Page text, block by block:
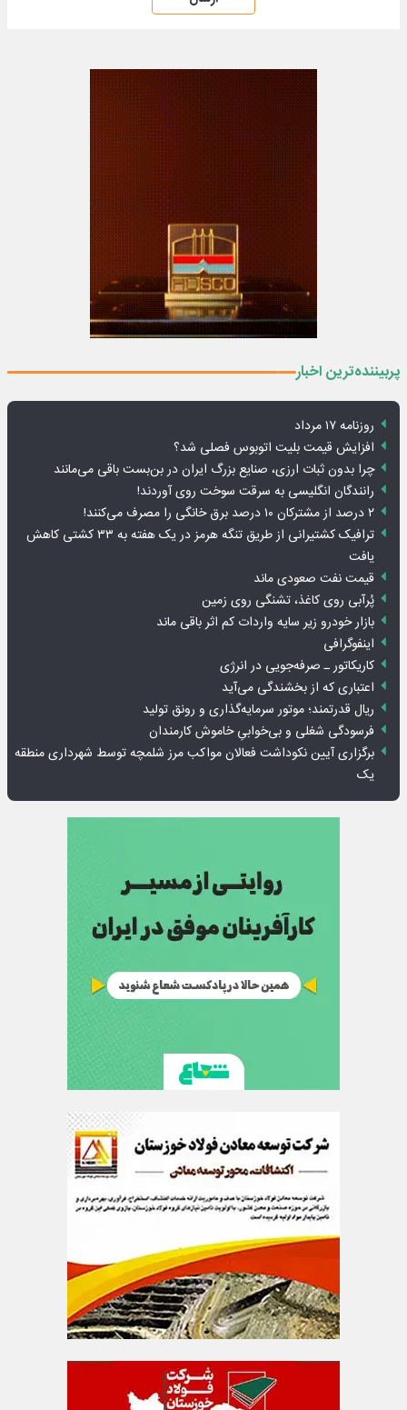
پربیننده‌ترین اخبار
روزنامه ۱۷ مرداد
افزایش قیمت بلیت اتوبوس فصلی شد؟
چرا بدون ثبات ارزی، صنایع بزرگ ایران در بن‌بست باقی می‌مانند
رانندگان انگلیسی به سرقت سوخت روی آوردند!
۲ درصد از مشترکان ۱۰ درصد برق خانگی را مصرف می‌کنند!
ترافیک کشتیرانی از طریق تنگه هرمز در یک هفته به ۳۳ کشتی کاهش
یافت
قیمت نفت صعودی ماند
پُرآبی روی کاغذ، تشنگی روی زمین
بازار خودرو زیر سایه واردات کم اثر باقی ماند
اینفوگرافی
کاریکاتور ـ صرفه‌جویی در انرژی
اعتباری که از بخشندگی می‌آید
ریال قدرتمند؛ موتور سرمایه‌گذاری و رونق تولید
فرسودگی شغلی و بی‌خوابیِ خاموش کارمندان
برگزاری آیین نکوداشت فعالان مواکب مرز شلمچه توسط شهرداری منطقه
یک